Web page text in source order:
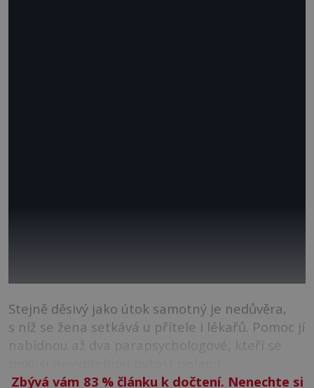
Stejně děsivý jako útok samotný je nedůvěra,
s níž se žena setkává u přítele i lékařů. Pomoc jí
nabídnou až dva parapsychologové, kteří se
Zbývá vám 83 %článku k dočtení. Nenechte si